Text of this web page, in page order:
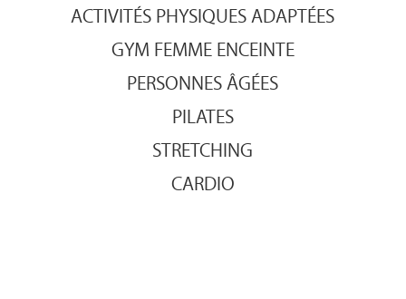
ACTIVITÉS PHYSIQUES ADAPTÉES
GYM FEMME ENCEINTE
PERSONNES ÂGÉES
PILATES
STRETCHING
CARDIO